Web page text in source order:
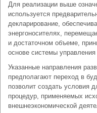
Для реализации выше
используется
декларирование,
энергоносителях,
и достаточном объеме,
основе системы управления
Указанные направления
предполагают переход в
позволит создать условия
процедур, применяемых
внешнеэкономической